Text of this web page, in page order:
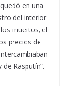
en una
del interior
muertos; el
precios de
Rasputín”.